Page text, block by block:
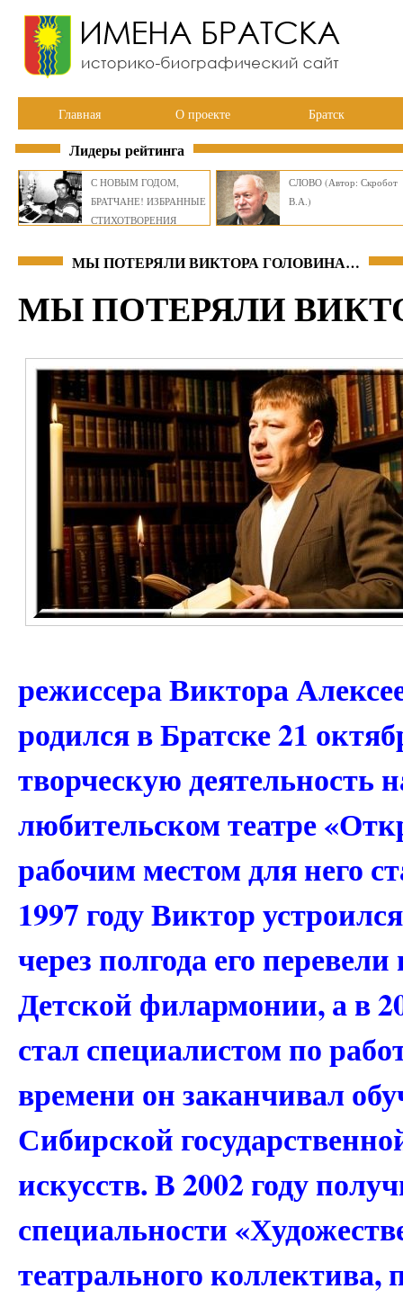
Главная О проекте Братск
Лидеры рейтинга
С НОВЫМ ГОДОМ,
БРАТЧАНЕ! ИЗБРАННЫЕ
СТИХОТВОРЕНИЯ
СЛОВО (Автор: Скробот
В.А.)
МЫ ПОТЕРЯЛИ ВИКТОРА ГОЛОВИНА…
МЫ ПОТЕРЯЛИ
режиссера Виктора
родился в Братске 21
творческую деятельность
любительском театре
рабочим местом для него
1997 году Виктор
через полгода его
Детской филармонии, а в
стал специалистом по
времени он заканчивал
Сибирской
искусств. В 2002 году
специальности
театрального коллектива,